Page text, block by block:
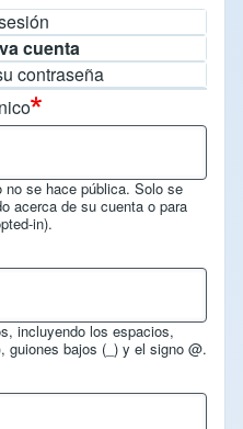
cuenta
contraseña
no se hace pública. Solo se
acerca de su cuenta o para
in).
incluyendo los espacios,
guiones bajos (_) y el signo @.